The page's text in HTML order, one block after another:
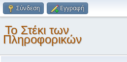
Σύνδεση Εγγραφή
Το Στέκι των
Πληροφορικών